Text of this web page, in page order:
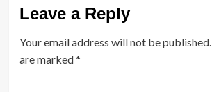
Leave a Reply
Your email address will not be published.
are marked*